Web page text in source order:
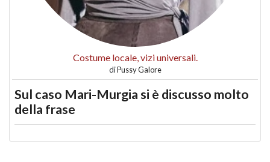
Costume locale, vizi universali.
diPussy Galore
Sul caso Mari-Murgia si è discusso molto
della frase